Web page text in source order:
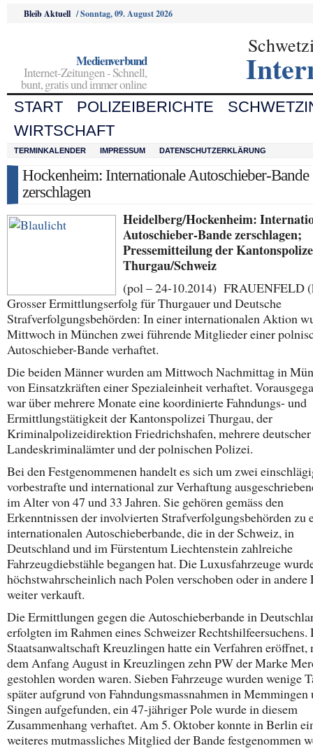
Bleib Aktuell /Sonntag, 09. August 2026
Medienverbund
Internet-Zeitungen - Schnell,
bunt, gratis und immer online
START POLIZEIBERICHTE
WIRTSCHAFT
TERMINKALENDER IMPRESSUM DATENSCHUTZERKLÄRUNG
Hockenheim: Internationale Autoschieber-Bande
zerschlagen
Heidelberg/Hockenheim:
Autoschieber-Bande zerschlagen;
Pressemitteilung der
Thurgau/Schweiz
(pol – 24-10.2014) FRAUENFELD
Grosser Ermittlungserfolg für Thurgauer und Deutsche
Strafverfolgungsbehörden: In einer internationalen Aktion
Mittwoch in München zwei führende Mitglieder einer
Autoschieber-Bande verhaftet.
Die beiden Männer wurden am Mittwoch Nachmittag in
von Einsatzkräften einer Spezialeinheit verhaftet.
war über mehrere Monate eine koordinierte Fahndungs- und
Ermittlungstätigkeit der Kantonspolizei Thurgau, der
Kriminalpolizeidirektion Friedrichshafen, mehrere deutscher
Landeskriminalämter und der polnischen Polizei.
Bei den Festgenommenen handelt es sich um zwei
vorbestrafte und international zur Verhaftung
im Alter von 47 und 33 Jahren. Sie gehören gemäss den
Erkenntnissen der involvierten Strafverfolgungsbehörden zu
internationalen Autoschieberbande, die in der Schweiz, in
Deutschland und im Fürstentum Liechtenstein zahlreiche
Fahrzeugdiebstähle begangen hat. Die Luxusfahrzeuge
höchstwahrscheinlich nach Polen verschoben oder in andere
weiter verkauft.
Die Ermittlungen gegen die Autoschieberbande in
erfolgten im Rahmen eines Schweizer Rechtshilfeersuchens.
Staatsanwaltschaft Kreuzlingen hatte ein Verfahren eröffnet,
dem Anfang August in Kreuzlingen zehn PW der Marke
gestohlen worden waren. Sieben Fahrzeuge wurden wenige
später aufgrund von Fahndungsmassnahmen in Memmingen
Singen aufgefunden, ein 47-jähriger Pole wurde in diesem
Zusammenhang verhaftet. Am 5. Oktober konnte in Berlin
weiteres mutmassliches Mitglied der Bande festgenommen